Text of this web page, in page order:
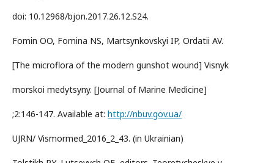
doi: 10.12968/bjon.2017.26.12.S24.
Fomin OO, Fomina NS, Martsynkovskyi IP, Ordatii AV.
[The microflora of the modern gunshot wound] Visnyk
morskoi medytsyny. [Journal of Marine Medicine]
;2:146-147. Available at: http://nbuv.gov.ua/
UJRN/ Vismormed_2016_2_43. (in Ukrainian)